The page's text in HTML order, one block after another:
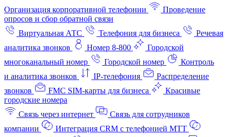
Организация корпоративной телефонии
Проведение
опросов и сбор обратной связи
Виртуальная АТС
Телефония для бизнеса
Речевая
аналитика звонков
Номер 8-800
Городской
многоканальный номер
Городской номер
Контроль
и аналитика звонков
IP-телефония
Распределение
звонков
FMC SIM-карты для бизнеса
Красивые
городские номера
Связь через интернет
Связь для сотрудников
компании
Интеграция CRM с телефонией МТТ